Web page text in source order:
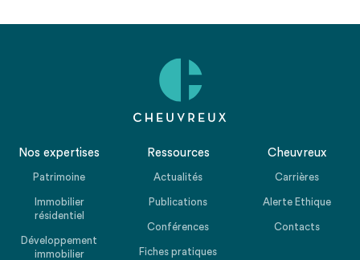
Nos expertises
Patrimoine
Immobilier
résidentiel
Développement
immobilier
Ressources
Actualités
Publications
Conférences
Fiches pratiques
Cheuvreux
Carrières
Alerte Ethique
Contacts